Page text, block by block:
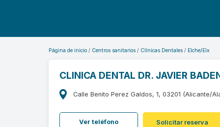
Página de inicio Centros sanitarios Clínicas Dentales Elche/Elx
CLINICA DENTAL DR. JAVIER
Calle Benito Perez Galdos, 1, 03201 (Alicante/
Ver teléfono Solicitar reserva